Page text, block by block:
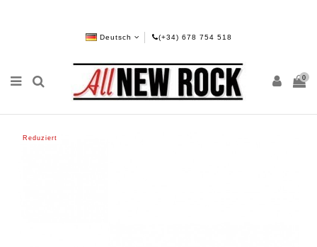
Deutsch (+34) 678 754 518
0
Reduziert